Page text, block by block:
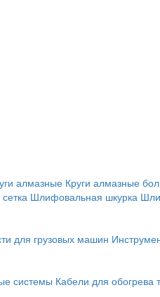
алмазные Круги алмазные
Шлифовальная шкурка
для грузовых машин
системы Кабели для обогрева